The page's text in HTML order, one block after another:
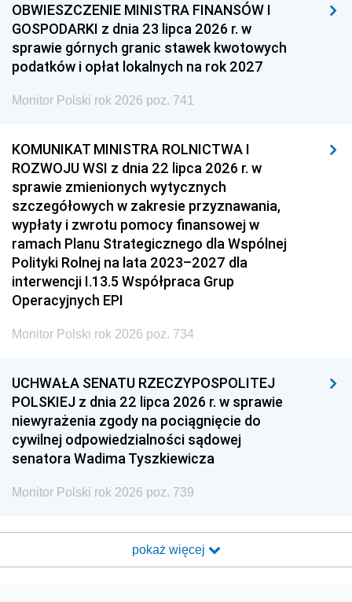
OBWIESZCZENIE MINISTRA FINANSÓW I
GOSPODARKI z dnia 23 lipca 2026 r. w
sprawie górnych granic stawek kwotowych
podatków i opłat lokalnych na rok 2027
Monitor Polski rok 2026 poz. 741
KOMUNIKAT MINISTRA ROLNICTWA I
ROZWOJU WSI z dnia 22 lipca 2026 r. w
sprawie zmienionych wytycznych
szczegółowych w zakresie przyznawania,
wypłaty i zwrotu pomocy finansowej w
ramach Planu Strategicznego dla Wspólnej
Polityki Rolnej na lata 2023–2027 dla
interwencji I.13.5 Współpraca Grup
Operacyjnych EPI
Monitor Polski rok 2026 poz. 734
UCHWAŁA SENATU RZECZYPOSPOLITEJ
POLSKIEJ z dnia 22 lipca 2026 r. w sprawie
niewyrażenia zgody na pociągnięcie do
cywilnej odpowiedzialności sądowej
senatora Wadima Tyszkiewicza
Monitor Polski rok 2026 poz. 739
pokaż więcej